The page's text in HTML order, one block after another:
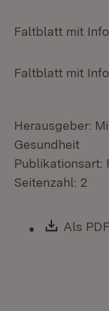
Faltblatt mit
Faltblatt mit
Herausgeber:
Gesundheit
Publikationsart:
Seitenzahl: 2
Als